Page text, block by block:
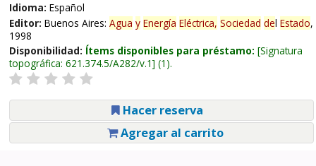
Idioma: Español
Editor: Buenos Aires: Agua y Energía Eléctrica, Sociedad del Estado,
1998
Disponibilidad: Ítems disponibles para préstamo: Signatura
topográfica: 621.374.5/A282/v.1 (1).
Hacer reserva
Agregar al carrito